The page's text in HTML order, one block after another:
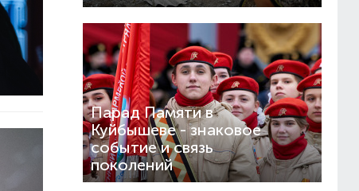
Парад Памяти в
Куйбышеве - знаковое
событие и связь
поколений